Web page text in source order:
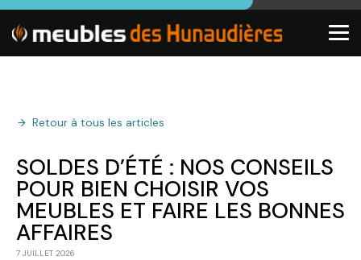
Retour à tous les articles
SOLDES D’ÉTÉ : NOS CONSEILS
POUR BIEN CHOISIR VOS
MEUBLES ET FAIRE LES BONNES
AFFAIRES
7 JUILLET 2026